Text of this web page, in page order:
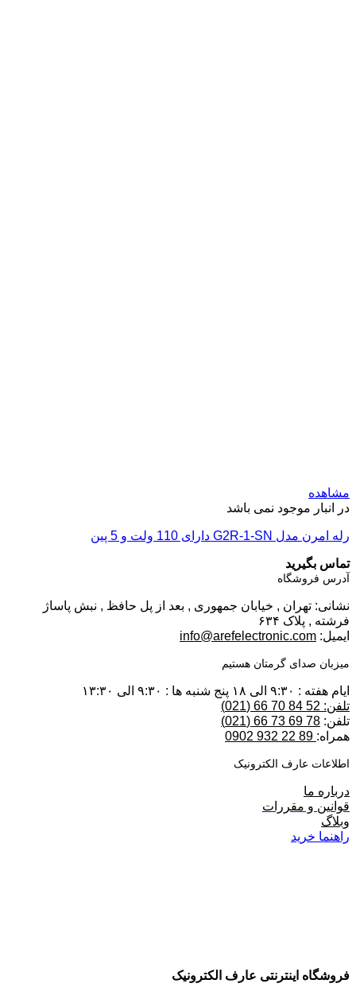
مشاهده
در انبار موجود نمی باشد
رله امرن مدل G2R-1-SN دارای 110 ولت و 5 پین
تماس بگیرید
آدرس فروشگاه
نشانی: تهران , خیابان جمهوری , بعد از پل حافظ , نبش پاساژ
فرشته , پلاک ۶۳۴
ایمیل: info@arefelectronic.com
میزبان صدای گرمتان هستیم
ایام هفته : ۹:۳۰ الی ۱۸ پنج شنبه ها : ۹:۳۰ الی ۱۳:۳۰
تلفن: 52 84 70 66 (021)
تلفن: 78 69 73 66 (021)
همراه:
اطلاعات عارف الکترونیک
درباره ما
قوانین و مقررات
وبلاگ
راهنما خرید
فروشگاه اینترنتی عارف الکترونیک